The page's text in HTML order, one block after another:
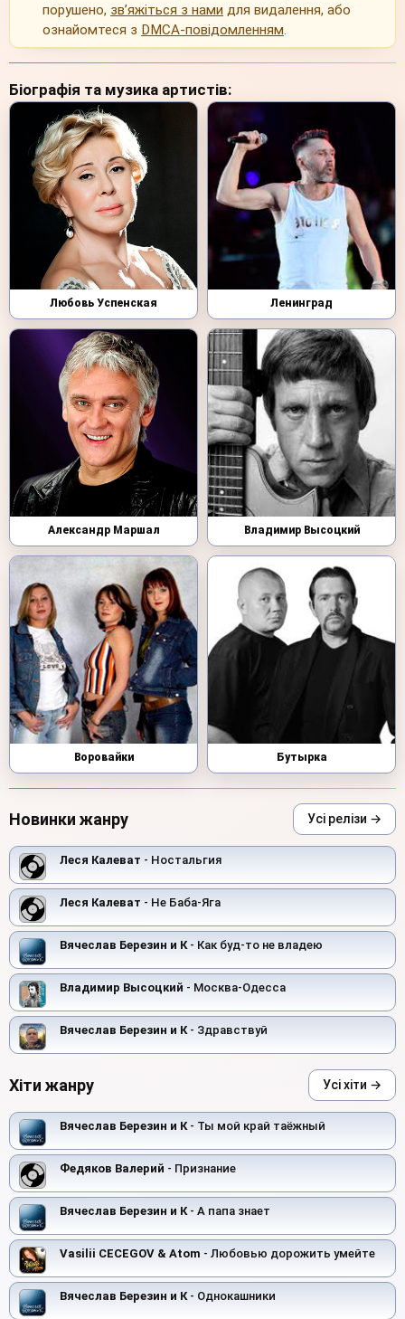
порушено, зв’яжіться з нами для видалення, або
ознайомтеся з DMCA-повідомленням.
Біографія та музика артистів:
Любовь Успенская Ленинград
Александр Маршал Владимир Высоцкий
Воровайки Бутырка
Новинки жанру Усі релізи →
Леся Калеват - Ностальгия
Леся Калеват - Не Баба-Яга
Вячеслав Березин и К- Как буд-то не владею
Владимир Высоцкий - Москва-Одесса
Вячеслав Березин и К- Здравствуй
Хіти жанру Усі хіти →
Вячеслав Березин и К- Ты мой край таёжный
Федяков Валерий - Признание
Вячеслав Березин и К- А папа знает
Vasilii CECEGOV & Atom - Любовью дорожить умейте
Вячеслав Березин и К- Однокашники